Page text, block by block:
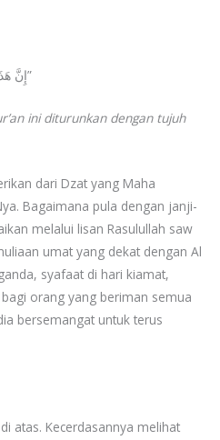
“إِنَّ هَذَا الْقُرْآنَ أُنْزِلَ عَلَى سَبْعَةِ أَحْرُفٍ”
ini diturunkan dengan tujuh
dari Dzat yang Maha
Bagaimana pula dengan janji-
melalui lisan Rasulullah saw
umat yang dekat dengan Al
syafaat di hari kiamat,
orang yang beriman semua
bersemangat untuk terus
atas. Kecerdasannya melihat